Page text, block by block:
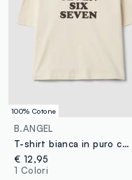
100% Cotone
B.ANGEL
T-shirt bianca in puro cotone con stampa frontale Six Seven boxy fit
€ 12,95
1 Colori